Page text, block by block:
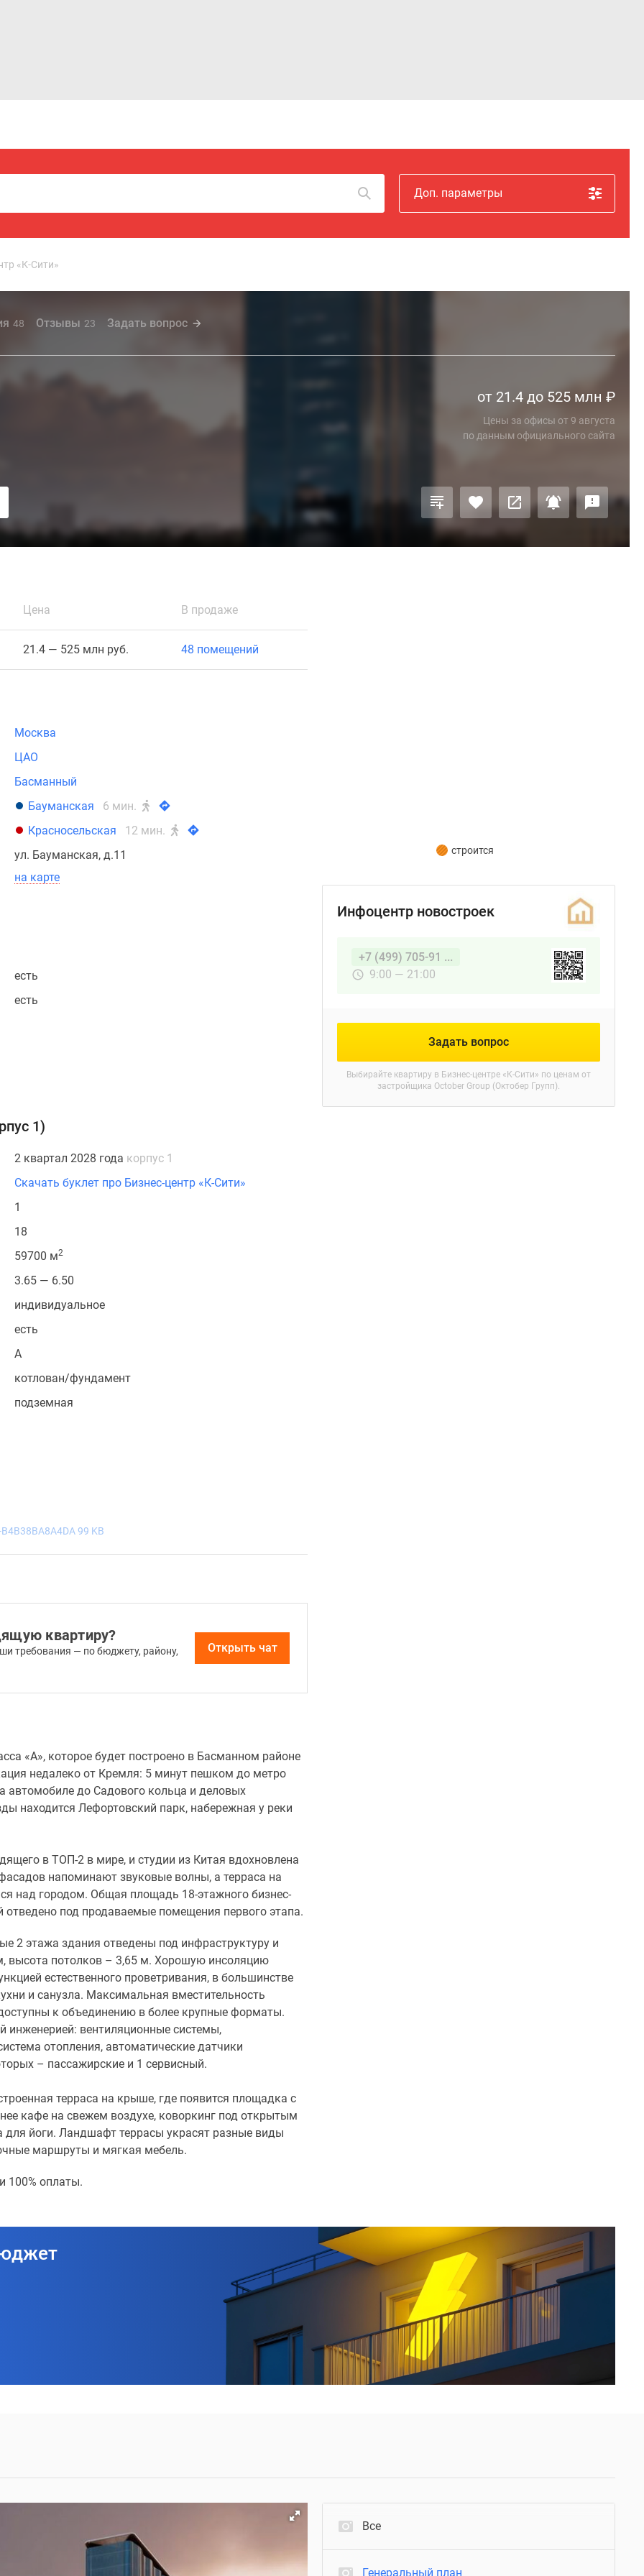
Доп. параметры
«К-Сити»
48 Отзывы 23 Задать вопрос
от 21.4 до 525 млн ₽
Цены за офисы от 9 августа
по данным официального сайта
Цена В продаже
21.4 — 525 млн руб. 48 помещений
Москва
ЦАО
Басманный
Бауманская
6 мин.
Красносельская
12 мин.
ул. Бауманская, д.11
на карте
есть
есть
1)
2 квартал 2028 года корпус 1
Скачать буклет про Бизнес-центр «К-Сити»
1
18
59700 м2
3.65 — 6.50
индивидуальное
есть
A
котлован/фундамент
подземная
99 KB
квартиру?
требования — по бюджету, району,
Открыть чат
«А», которое будет построено в Басманном районе
недалеко от Кремля: 5 минут пешком до метро
автомобиле до Садового кольца и деловых
находится Лефортовский парк, набережная у реки
в ТОП-2 в мире, и студии из Китая вдохновлена
напоминают звуковые волны, а терраса на
над городом. Общая площадь 18-этажного бизнес-
отведено под продаваемые помещения первого этапа.
2 этажа здания отведены под инфраструктуру и
высота потолков – 3,65 м. Хорошую инсоляцию
естественного проветривания, в большинстве
и санузла. Максимальная вместительность
к объединению в более крупные форматы.
инженерией: вентиляционные системы,
отопления, автоматические датчики
– пассажирские и 1 сервисный.
терраса на крыше, где появится площадка с
кафе на свежем воздухе, коворкинг под открытым
йоги. Ландшафт террасы украсят разные виды
маршруты и мягкая мебель.
100% оплаты.
строится
Инфоцентр новостроек
+7 (499) 705-91 ...
9:00 — 21:00
Задать вопрос
Выбирайте квартиру в Бизнес-центре «К-Сити» по ценам от
застройщика October Group (Октобер Групп).
Все
Генеральный план